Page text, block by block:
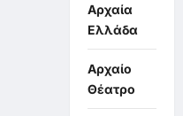
Αρχαία
Ελλάδα
Αρχαίο
Θέατρο